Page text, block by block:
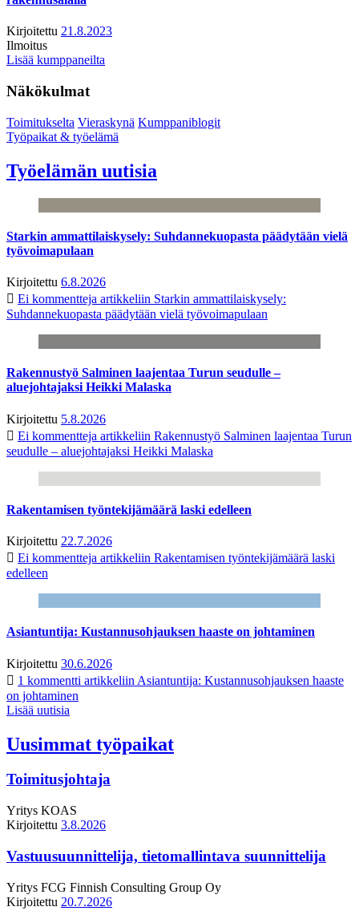
Kirjoitettu 21.8.2023
Ilmoitus
Lisää kumppaneilta
Näkökulmat
Toimitukselta Vieraskynä Kumppaniblogit
Työpaikat & työelämä
Työelämän uutisia
Starkin ammattilaiskysely: Suhdannekuopasta päädytään vielä
työvoimapulaan
Kirjoitettu 6.8.2026
Ei kommentteja artikkeliin Starkin ammattilaiskysely:
Suhdannekuopasta päädytään vielä työvoimapulaan
Rakennustyö Salminen laajentaa Turun seudulle –
aluejohtajaksi Heikki Malaska
Kirjoitettu 5.8.2026
Ei kommentteja artikkeliin Rakennustyö Salminen laajentaa Turun
seudulle – aluejohtajaksi Heikki Malaska
Rakentamisen työntekijämäärä laski edelleen
Kirjoitettu 22.7.2026
Ei kommentteja artikkeliin Rakentamisen työntekijämäärä laski
edelleen
Asiantuntija: Kustannusohjauksen haaste on johtaminen
Kirjoitettu 30.6.2026
1 kommentti artikkeliin Asiantuntija: Kustannusohjauksen haaste
on johtaminen
Lisää uutisia
Uusimmat työpaikat
Toimitusjohtaja
Yritys KOAS
Kirjoitettu 3.8.2026
Vastuusuunnittelija, tietomallintava suunnittelija
Yritys FCG Finnish Consulting Group Oy
Kirjoitettu 20.7.2026